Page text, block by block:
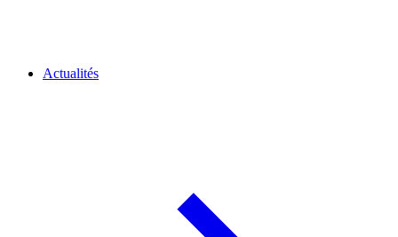
Actualités